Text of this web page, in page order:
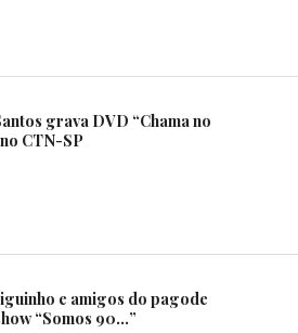
grava DVD “Chama no
CTN-SP
e amigos do pagode
“Somos 90…”